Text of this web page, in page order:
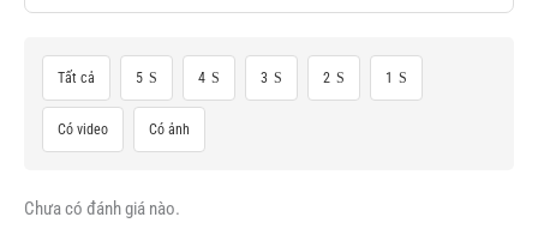
Tất cả 5 4 3 2 1
Có video Có ảnh
Chưa có đánh giá nào.